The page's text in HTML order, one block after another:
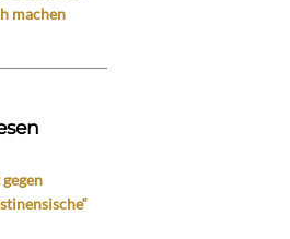
machen